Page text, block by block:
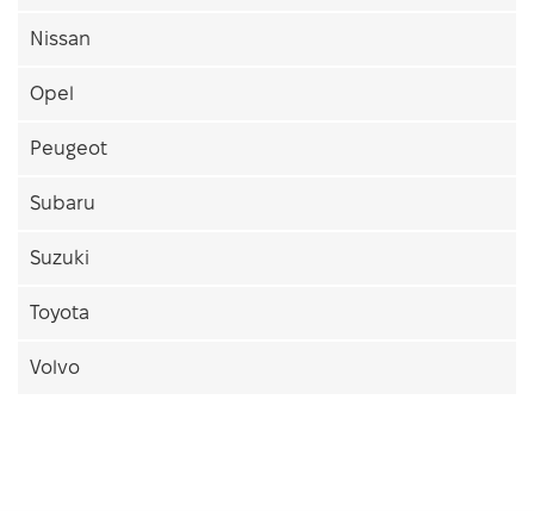
Nissan
Opel
Peugeot
Subaru
Suzuki
Toyota
Volvo